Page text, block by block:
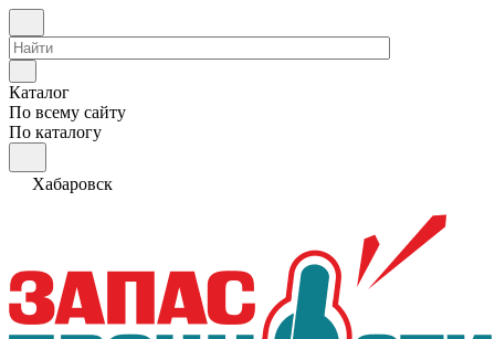
Каталог
По всему сайту
По каталогу
Хабаровск